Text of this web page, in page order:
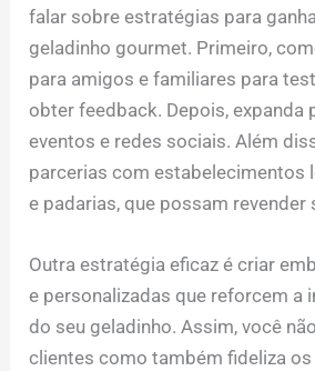
falar sobre estratégias para
geladinho gourmet. Primeiro,
para amigos e familiares para
obter feedback. Depois, expanda
eventos e redes sociais. Além
parcerias com estabelecimentos
e padarias, que possam revender
Outra estratégia eficaz é criar
e personalizadas que reforcem a
do seu geladinho. Assim, você
clientes como também fideliza os